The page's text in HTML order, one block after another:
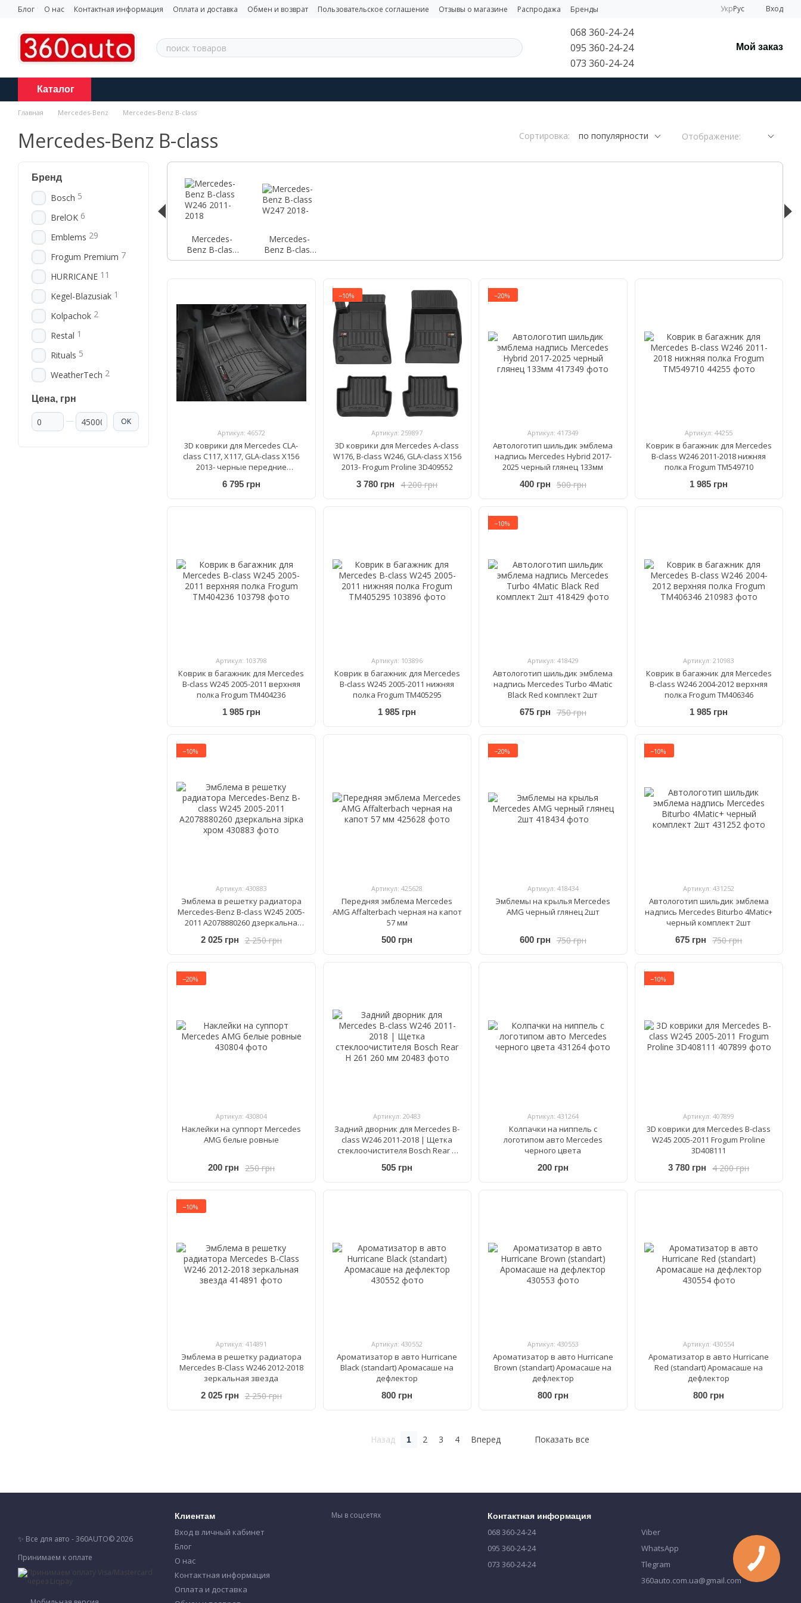
Перейти к основному контенту
Блог О нас Контактная информация Оплата и доставка Обмен и возврат Пользовательское соглашение Отзывы о магазине Распродажа Бренды УкрРус Вход
068 360-24-24
095 360-24-24
073 360-24-24
Мой заказ
Каталог
Главная Mercedes-Benz Mercedes-Benz B-class
Mercedes-Benz B-class Сортировка: по популярности Отображение:
Mercedes-
Benz B-class
W246 2011-
Mercedes-
Benz B-class
W247 2018-
Артикул: 46572
3D коврики для Mercedes CLA-
class C117, X117, GLA-class X156
2013- черные передние
6 795 грн
−10%
Артикул: 259897
3D коврики для Mercedes A-class
W176, B-class W246, GLA-class X156
2013- Frogum Proline 3D409552
4 200 грн
3 780 грн
−20%
Артикул: 417349
Автологотип шильдик эмблема
надпись Mercedes Hybrid 2017-
2025 черный глянец 133мм
500 грн
400 грн
Артикул: 44255
Коврик в багажник для Mercedes
B-class W246 2011-2018 нижняя
полка Frogum TM549710
1 985 грн
Артикул: 103798
Коврик в багажник для Mercedes
B-class W245 2005-2011 верхняя
полка Frogum TM404236
1 985 грн
Артикул: 103896
Коврик в багажник для Mercedes
B-class W245 2005-2011 нижняя
полка Frogum TM405295
1 985 грн
−10%
Артикул: 418429
Автологотип шильдик эмблема
надпись Mercedes Turbo 4Matic
Black Red комплект 2шт
750 грн
675 грн
Артикул: 210983
Коврик в багажник для Mercedes
B-class W246 2004-2012 верхняя
полка Frogum TM406346
1 985 грн
−10%
Артикул: 430883
Эмблема в решетку радиатора
Mercedes-Benz B-class W245 2005-
2011 A2078880260 дзеркальна
2 250 грн
2 025 грн
Артикул: 425628
Передняя эмблема Mercedes
AMG Affalterbach черная на капот
57 мм
500 грн
−20%
Артикул: 418434
Эмблемы на крылья Mercedes
AMG черный глянец 2шт
750 грн
600 грн
−10%
Артикул: 431252
Автологотип шильдик эмблема
надпись Mercedes Biturbo 4Matic+
черный комплект 2шт
750 грн
675 грн
−20%
Артикул: 430804
Наклейки на суппорт Mercedes
AMG белые ровные
250 грн
200 грн
Артикул: 20483
Задний дворник для Mercedes B-
class W246 2011-2018 | Щетка
стеклоочистителя Bosch Rear H
505 грн
Артикул: 431264
Колпачки на ниппель с
логотипом авто Mercedes
черного цвета
200 грн
−10%
Артикул: 407899
3D коврики для Mercedes B-class
W245 2005-2011 Frogum Proline
3D408111
4 200 грн
3 780 грн
−10%
Артикул: 414891
Эмблема в решетку радиатора
Mercedes B-Class W246 2012-2018
зеркальная звезда
2 250 грн
2 025 грн
Артикул: 430552
Ароматизатор в авто Hurricane
Black (standart) Аромасаше на
дефлектор
800 грн
Артикул: 430553
Ароматизатор в авто Hurricane
Brown (standart) Аромасаше на
дефлектор
800 грн
Артикул: 430554
Ароматизатор в авто Hurricane
Red (standart) Аромасаше на
дефлектор
800 грн
Назад 1 2 3 4 Вперед Показать все
Бренд
Bosch 5
BrelOK 6
Emblems 29
Frogum Premium 7
HURRICANE 11
Kegel-Blazusiak 1
Kolpachok 2
Restal 1
Rituals 5
WeatherTech 2
Цена, грн
От Цена, грн
До Цена, грн OK
✨ Все для авто - 360AUTO© 2026
Принимаем к оплате
Клиентам
Вход в личный кабинет
Блог
О нас
Контактная информация
Оплата и доставка
Мы в соцсетях Контактная информация
068 360-24-24
095 360-24-24
073 360-24-24
Viber
WhatsApp
Tlegram
360auto.com.ua@gmail.com